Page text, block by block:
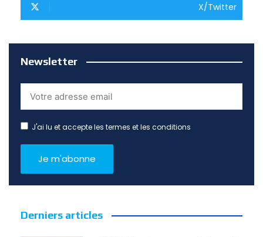
X/Twitter
Newsletter
J'ai lu et accepte les termes et les conditions
Derniers articles